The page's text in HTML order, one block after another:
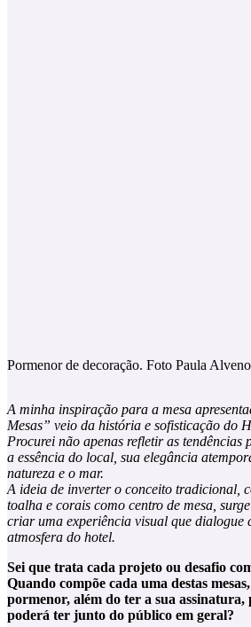
Pormenor de decoração. Foto Paula
A minha inspiração para a mesa
Mesas” veio da história e sofisticação do
Procurei não apenas refletir as tendências
a essência do local, sua elegância
natureza e o mar.
A ideia de inverter o conceito tradicional,
toalha e corais como centro de mesa,
criar uma experiência visual que dialogue
atmosfera do hotel.
Sei que trata cada projeto ou desafio
Quando compõe cada uma destas
pormenor, além do ter a sua assinatura,
poderá ter junto do público em geral?